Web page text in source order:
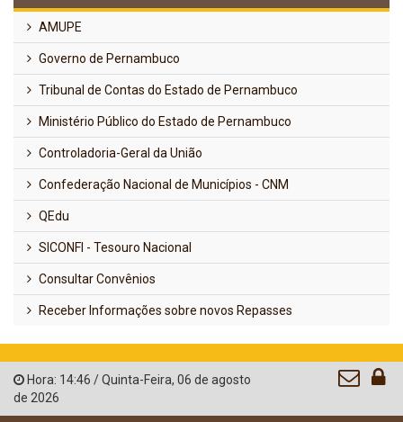
AMUPE
Governo de Pernambuco
Tribunal de Contas do Estado de Pernambuco
Ministério Público do Estado de Pernambuco
Controladoria-Geral da União
Confederação Nacional de Municípios - CNM
QEdu
SICONFI - Tesouro Nacional
Consultar Convênios
Receber Informações sobre novos Repasses
Hora: 14:46 /Quinta-Feira, 06 de agosto
de 2026